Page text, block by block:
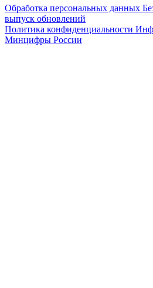
Обработка персональных данных
выпуск обновлений
Политика конфиденциальности
Минцифры России